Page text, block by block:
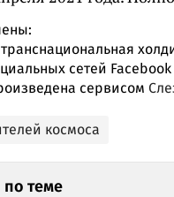
сетей
сервисом
космоса
теме